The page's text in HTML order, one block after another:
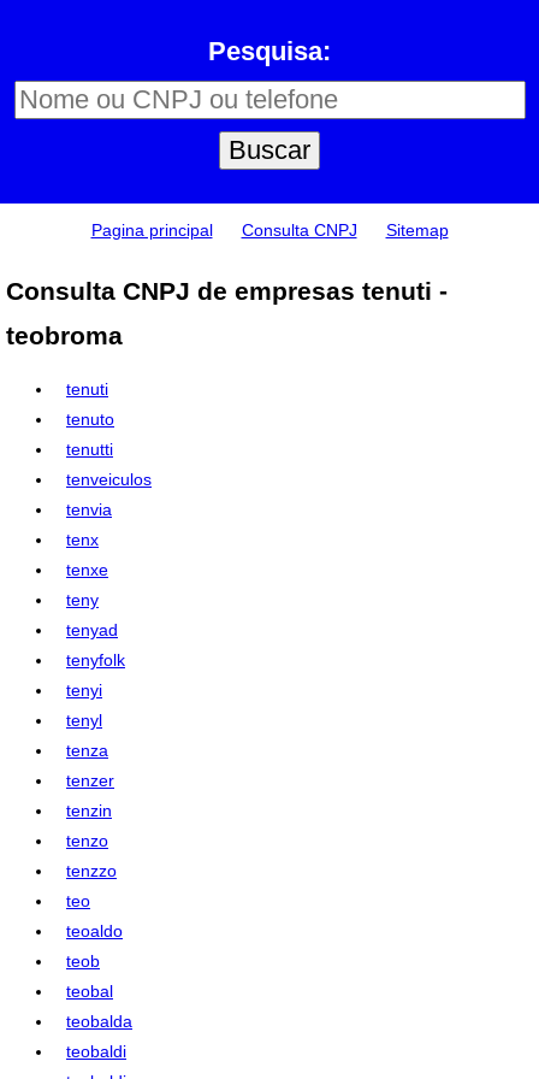
Pesquisa:
Pagina principal Consulta CNPJ Sitemap
Consulta CNPJ de empresas tenuti -
teobroma
tenuti
tenuto
tenutti
tenveiculos
tenvia
tenx
tenxe
teny
tenyad
tenyfolk
tenyi
tenyl
tenza
tenzer
tenzin
tenzo
tenzzo
teo
teoaldo
teob
teobal
teobalda
teobaldi